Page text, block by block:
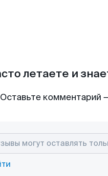
летаете и
Оставьте комментарий